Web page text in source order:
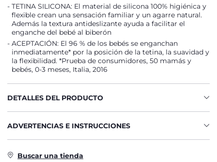
TETINA SILICONA: El material de silicona 100% higiénica y
flexible crean una sensación familiar y un agarre natural.
Además la textura antideslizante ayuda a facilitar el
enganche del bebé al biberón
ACEPTACIÓN: El 96 % de los bebés se enganchan
inmediatamente* por la posición de la tetina, la suavidad y
la flexibilidad. *Prueba de consumidores, 50 mamás y
bebés, 0-3 meses, Italia, 2016
DETALLES DEL PRODUCTO
ADVERTENCIAS E INSTRUCCIONES
Buscar una tienda